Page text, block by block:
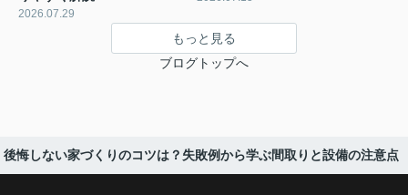
2026.07.29
もっと見る
ブログトップへ
後悔しない家づくりのコツは？失敗例から学ぶ間取りと設備の注意点